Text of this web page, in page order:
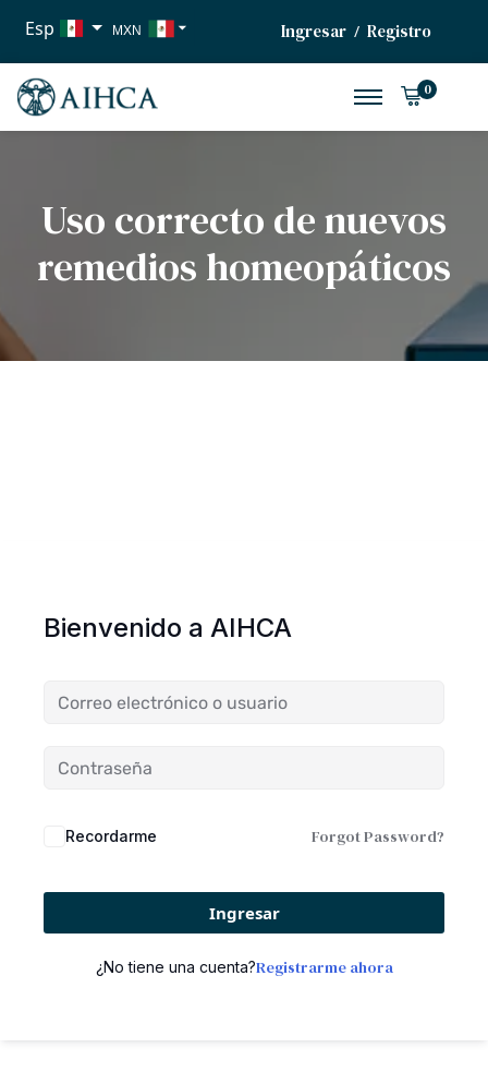
Esp MXN
EUR
Ingresar / Registro
0
Uso correcto de nuevos
remedios homeopáticos
Bienvenido a AIHCA
Recordarme Forgot Password?
Ingresar
¿No tiene una cuenta?Registrarme ahora